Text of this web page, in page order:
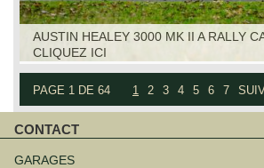
AUSTIN HEALEY 3000 MK II A RALLY
CLIQUEZ ICI
PAGE 1 DE 64 1 2 3 4 5 6 7
CONTACT
au
GARAGES